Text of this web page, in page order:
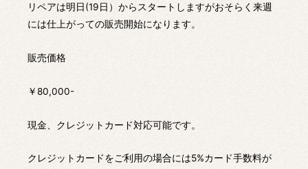
リペアは明日(19日）からスタートしますがおそらく来週
には仕上がっての販売開始になります。
販売価格
￥80,000-
現金、クレジットカード対応可能です。
クレジットカードをご利用の場合には5%カード手数料が